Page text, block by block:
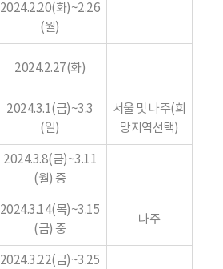
2024.2.20(화)~2.26
(월)
2024.2.27(화)
2024.3.1(금)~3.3
(일)
서울 및 나주(희
망지역선택)
2024.3.8(금)~3.11
(월) 중
2024.3.14(목)~3.15
(금) 중
나주
2024.3.22(금)~3.25